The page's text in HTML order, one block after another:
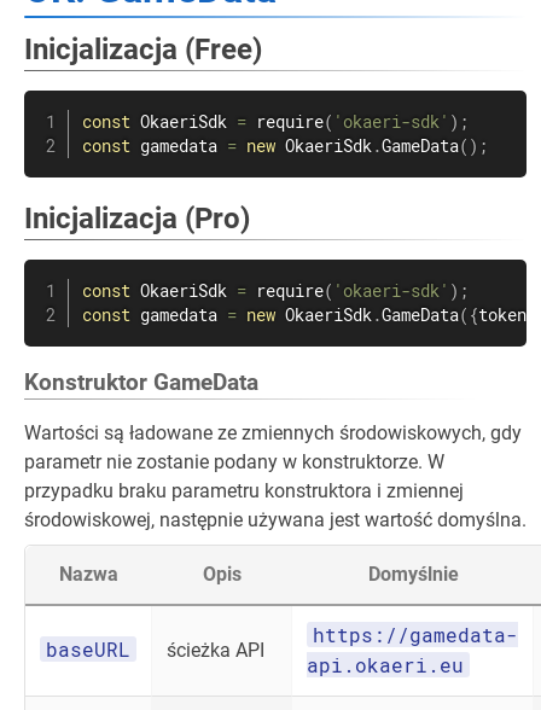
Inicjalizacja (Free)
const OkaeriSdk = require( 'okaeri-sdk' ) ;
const gamedata = new OkaeriSdk.GameData( ) ;
Inicjalizacja (Pro)
const OkaeriSdk = require( 'okaeri-sdk' ) ;
const gamedata = new OkaeriSdk.GameData( {token
Konstruktor GameData
Wartości są ładowane ze zmiennych środowiskowych, gdy
parametr nie zostanie podany w konstruktorze. W
przypadku braku parametru konstruktora i zmiennej
środowiskowej, następnie używana jest wartość domyślna.
Nazwa Opis Domyślnie
baseURL ścieżka API
https://gamedata-
api.okaeri.eu